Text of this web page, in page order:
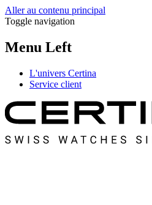
Aller au contenu principal
Toggle navigation
Menu Left
L'univers Certina
Service client